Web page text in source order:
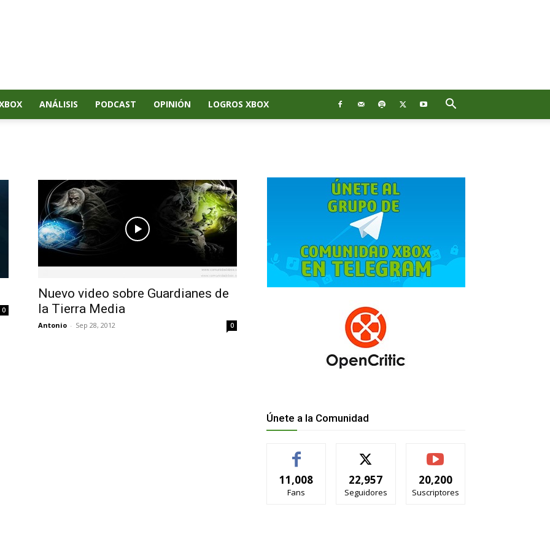
ANÁLISIS PODCAST OPINIÓN LOGROS XBOX
0
Nuevo video sobre Guardianes de
la Tierra Media
Antonio - Sep 28, 2012 0
Únete a la Comunidad
11,008
Fans
22,957
Seguidores
20,200
Suscriptores